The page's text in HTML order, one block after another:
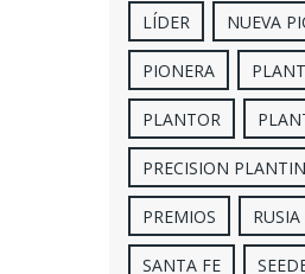
LÍDER NUEVA
PIONERA
PLANTOR
PRECISION
PREMIOS RUSIA
SANTA FE